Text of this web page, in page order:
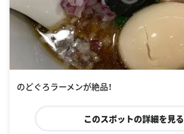
のどぐろラーメンが絶品！
このスポットの詳細を見る